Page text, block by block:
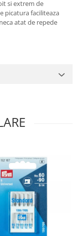
si extrem de
picatura faciliteaza
atat de repede